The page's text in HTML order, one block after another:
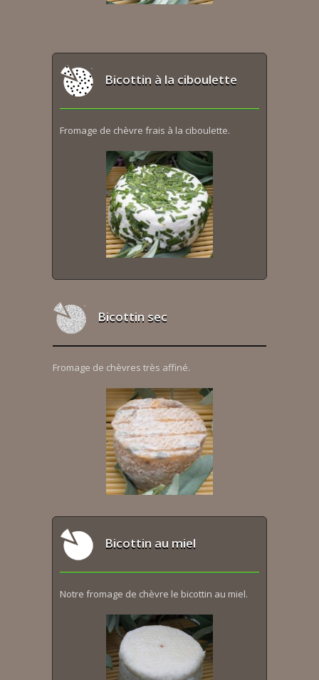
Bicottin à la ciboulette
Fromage de chèvre frais à la ciboulette.
Bicottin sec
Fromage de chèvres très affiné.
Bicottin au miel
Notre fromage de chèvre le bicottin au miel.